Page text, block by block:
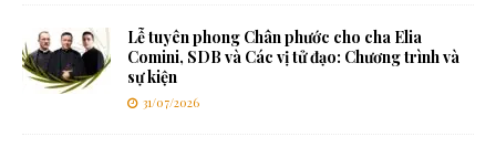
Lễ tuyên phong Chân phước cho cha Elia
Comini, SDB và Các vị tử đạo: Chương trình và
sự kiện
31/07/2026